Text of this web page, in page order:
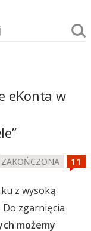
eKonta w
ZAKOŃCZONA
z wysoką
Do zgarnięcia
możemy